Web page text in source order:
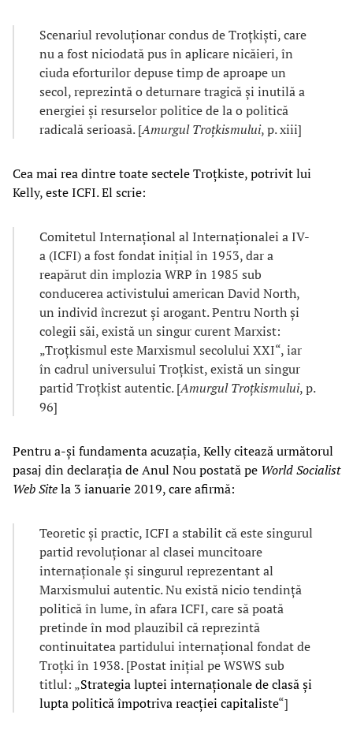
Scenariul revoluționar condus de Troțkiști, care
nu a fost niciodată pus în aplicare nicăieri, în
ciuda eforturilor depuse timp de aproape un
secol, reprezintă o deturnare tragică și inutilă a
energiei și resurselor politice de la o politică
radicală serioasă. [Amurgul Troțkismului, p. xiii]
Cea mai rea dintre toate sectele Troțkiste, potrivit lui
Kelly, este ICFI. El scrie:
Comitetul Internațional al Internaționalei a IV-
a (ICFI) a fost fondat inițial în 1953, dar a
reapărut din implozia WRP în 1985 sub
conducerea activistului american David North,
un individ încrezut și arogant. Pentru North și
colegii săi, există un singur curent Marxist:
„Troțkismul este Marxismul secolului XXI“, iar
în cadrul universului Troțkist, există un singur
partid Troțkist autentic. [Amurgul Troțkismului, p.
96]
Pentru a-și fundamenta acuzația, Kelly citează următorul
pasaj din declarația de Anul Nou postată pe World Socialist
Web Sitela 3 ianuarie 2019, care afirmă:
Teoretic și practic, ICFI a stabilit că este singurul
partid revoluționar al clasei muncitoare
internaționale și singurul reprezentant al
Marxismului autentic. Nu există nicio tendință
politică în lume, în afara ICFI, care să poată
pretinde în mod plauzibil că reprezintă
continuitatea partidului internațional fondat de
Troțki în 1938. [Postat inițial pe WSWS sub
titlul: „Strategia luptei internaționale de clasă și
lupta politică împotriva reacției capitaliste“]